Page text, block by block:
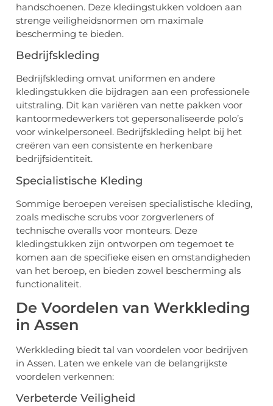
handschoenen. Deze kledingstukken voldoen aan
strenge veiligheidsnormen om maximale
bescherming te bieden.
Bedrijfskleding
Bedrijfskleding omvat uniformen en andere
kledingstukken die bijdragen aan een professionele
uitstraling. Dit kan variëren van nette pakken voor
kantoormedewerkers tot gepersonaliseerde polo’s
voor winkelpersoneel. Bedrijfskleding helpt bij het
creëren van een consistente en herkenbare
bedrijfsidentiteit.
Specialistische Kleding
Sommige beroepen vereisen specialistische kleding,
zoals medische scrubs voor zorgverleners of
technische overalls voor monteurs. Deze
kledingstukken zijn ontworpen om tegemoet te
komen aan de specifieke eisen en omstandigheden
van het beroep, en bieden zowel bescherming als
functionaliteit.
De Voordelen van Werkkleding
in Assen
Werkkleding biedt tal van voordelen voor bedrijven
in Assen. Laten we enkele van de belangrijkste
voordelen verkennen:
Verbeterde Veiligheid